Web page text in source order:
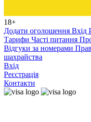
18+
Додати оголошення Вхід
Тарифи Часті питання
Відгуки за номерами
шахрайства
Вхід
Реєстрація
Контакти